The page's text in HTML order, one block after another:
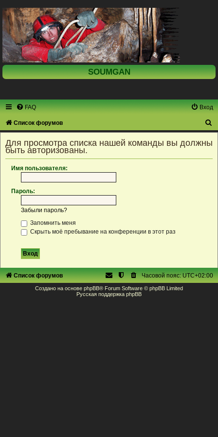
SOUMGAN
FAQ Вход
Список форумов
Для просмотра списка нашей команды вы должны
быть авторизованы.
Имя пользователя:
Пароль:
Забыли пароль?
Запомнить меня
Скрыть моё пребывание на конференции в этот раз
Список форумов Часовой пояс:UTC+02:00
Создано на основе phpBB® Forum Software © phpBB Limited
Русская поддержка phpBB